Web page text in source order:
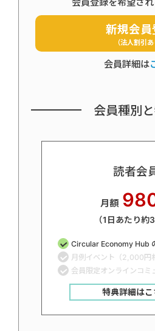
新規会員
（法人割引あ
会員詳細は
会員種別
読者会
月額
（1日あたり約
Circular Economy Hub
月例イベント（2,000円
会員限定オンラインコミ
特典詳細はこ